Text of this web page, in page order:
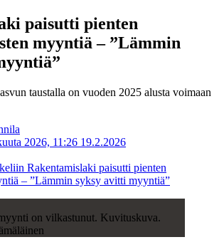
paisutti pienten
myyntiä – ”Lämmin
taustalla on vuoden 2025 alusta voimaan
2026, 11:26 19.2.2026
Rakentamislaki paisutti pienten
– ”Lämmin syksy avitti myyntiä”
on vilkastunut. Kuvituskuva.